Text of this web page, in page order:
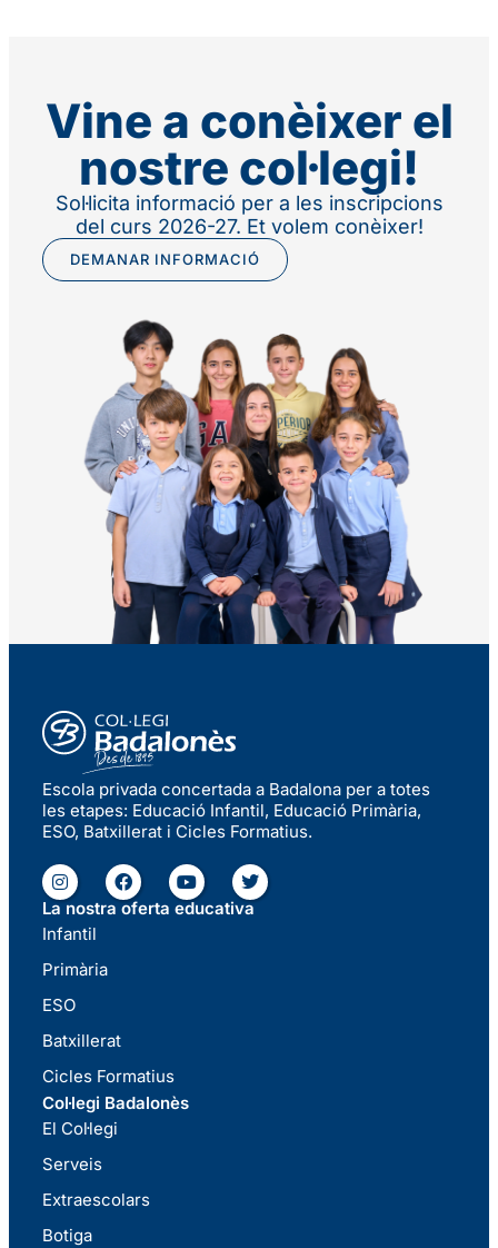
Vine a conèixer el
nostre col·legi!
Sol·licita informació per a les inscripcions
del curs 2026-27. Et volem conèixer!
DEMANAR INFORMACIÓ
Escola privada concertada a Badalona per a totes
les etapes: Educació Infantil, Educació Primària,
ESO, Batxillerat i Cicles Formatius.
La nostra oferta educativa
Infantil
Primària
ESO
Batxillerat
Cicles Formatius
Col·legi Badalonès
El Col·legi
Serveis
Extraescolars
Botiga